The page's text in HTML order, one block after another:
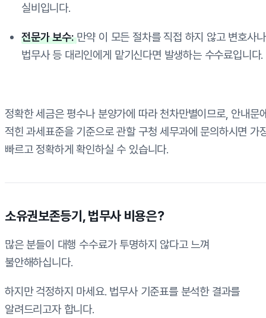
실비입니다.
전문가 보수: 만약 이 모든 절차를 직접 하지 않고 변호사나
법무사 등 대리인에게 맡기신다면 발생하는 수수료입니다.
정확한 세금은 평수나 분양가에 따라 천차만별이므로, 안내문
적힌 과세표준을 기준으로 관할 구청 세무과에 문의하시면 가
빠르고 정확하게 확인하실 수 있습니다.
소유권보존등기, 법무사 비용은?
많은 분들이 대행 수수료가 투명하지 않다고 느껴
불안해하십니다.
하지만 걱정하지 마세요. 법무사 기준표를 분석한 결과를
알려드리고자 합니다.